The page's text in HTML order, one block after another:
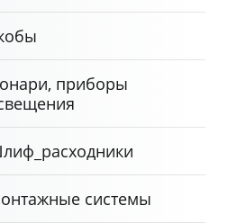
приборы
системы